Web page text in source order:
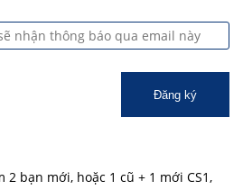
Đăng ký
bạn mới, hoặc 1 cũ + 1 mới CS1,